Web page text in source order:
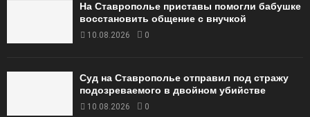
На Ставрополье приставы помогли бабушке
восстановить общение с внучкой
10.08.2026 0
Суд на Ставрополье отправил под стражу
подозреваемого в двойном убийстве
10.08.2026 0